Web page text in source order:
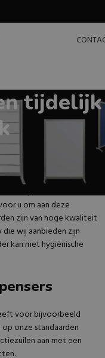
tijdelijk
dat mensen hun handen
of pand. Onze
u om aan deze
zijn van hoge kwaliteit
wij aanbieden zijn
kan met hygiënische
voor bijvoorbeeld
onze standaarden
aan met een